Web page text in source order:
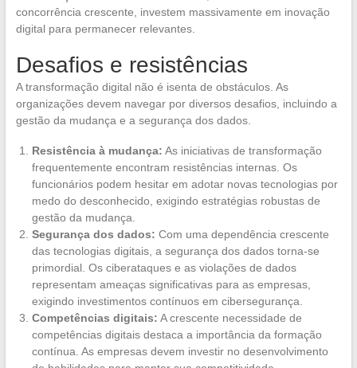
concorrência crescente, investem massivamente em inovação
digital para permanecer relevantes.
Desafios e resistências
A transformação digital não é isenta de obstáculos. As
organizações devem navegar por diversos desafios, incluindo a
gestão da mudança e a segurança dos dados.
Resistência à mudança: As iniciativas de transformação
frequentemente encontram resistências internas. Os
funcionários podem hesitar em adotar novas tecnologias por
medo do desconhecido, exigindo estratégias robustas de
gestão da mudança.
Segurança dos dados: Com uma dependência crescente
das tecnologias digitais, a segurança dos dados torna-se
primordial. Os ciberataques e as violações de dados
representam ameaças significativas para as empresas,
exigindo investimentos contínuos em cibersegurança.
Competências digitais: A crescente necessidade de
competências digitais destaca a importância da formação
contínua. As empresas devem investir no desenvolvimento